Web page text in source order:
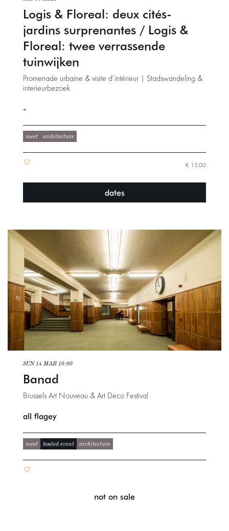
Logis & Floreal: deux cités-
jardins surprenantes / Logis &
Floreal: twee verrassende
tuinwijken
Promenade urbaine & visite d’intérieur | Stadswandeling &
interieurbezoek
-
meet architecture
€ 15,00
dates
Banad
Brussels Art Nouveau & Art Deco Festival
SUN 14 MAR 10:00
all flagey
meet hosted event architecture
not on sale